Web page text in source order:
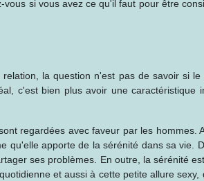
si vous avez ce qu'il faut pour être
la question n'est pas de savoir si le
c'est bien plus avoir une caractéristique
regardées avec faveur par les hommes.
qu'elle apporte de la sérénité dans sa vie.
ses problèmes. En outre, la sérénité
et aussi à cette petite allure sexy,